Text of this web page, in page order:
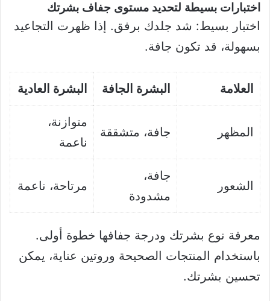
اختبارات بسيطة لتحديد مستوى جفاف بشرتك
اختبار بسيط: شد جلدك برفق. إذا ظهرت التجاعيد
بسهولة، قد تكون جافة.
العلامة البشرة الجافة البشرة العادية
المظهر جافة، متشققة
متوازنة،
ناعمة
الشعور
جافة،
مشدودة
مرتاحة، ناعمة
معرفة نوع بشرتك ودرجة جفافها خطوة أولى.
باستخدام المنتجات الصحيحة وروتين عناية، يمكن
تحسين بشرتك.